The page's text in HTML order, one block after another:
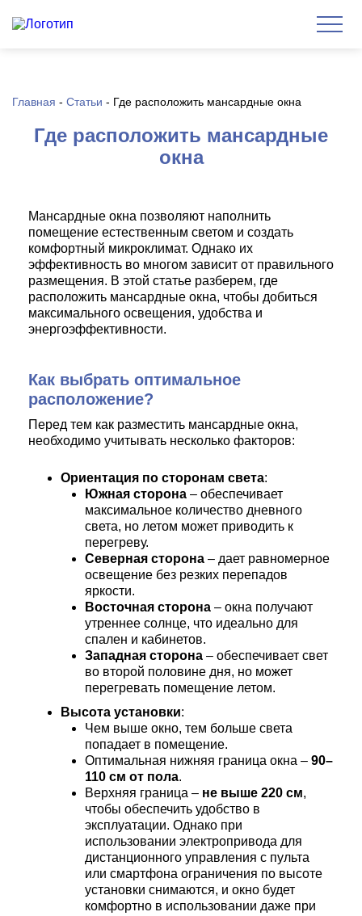
Главная - Статьи - Где расположить мансардные окна
Где расположить мансардные
окна
Мансардные окна позволяют наполнить
помещение естественным светом и создать
комфортный микроклимат. Однако их
эффективность во многом зависит от правильного
размещения. В этой статье разберем, где
расположить мансардные окна, чтобы добиться
максимального освещения, удобства и
энергоэффективности.
Как выбрать оптимальное
расположение?
Перед тем как разместить мансардные окна,
необходимо учитывать несколько факторов:
Ориентация по сторонам света:
Южная сторона – обеспечивает
максимальное количество дневного
света, но летом может приводить к
перегреву.
Северная сторона – дает равномерное
освещение без резких перепадов
яркости.
Восточная сторона – окна получают
утреннее солнце, что идеально для
спален и кабинетов.
Западная сторона – обеспечивает свет
во второй половине дня, но может
перегревать помещение летом.
Высота установки:
Чем выше окно, тем больше света
попадает в помещение.
Оптимальная нижняя граница окна – 90–
110 см от пола.
Верхняя граница – не выше 220 см,
чтобы обеспечить удобство в
эксплуатации. Однако при
использовании электропривода для
дистанционного управления с пульта
или смартфона ограничения по высоте
установки снимаются, и окно будет
комфортно в использовании даже при